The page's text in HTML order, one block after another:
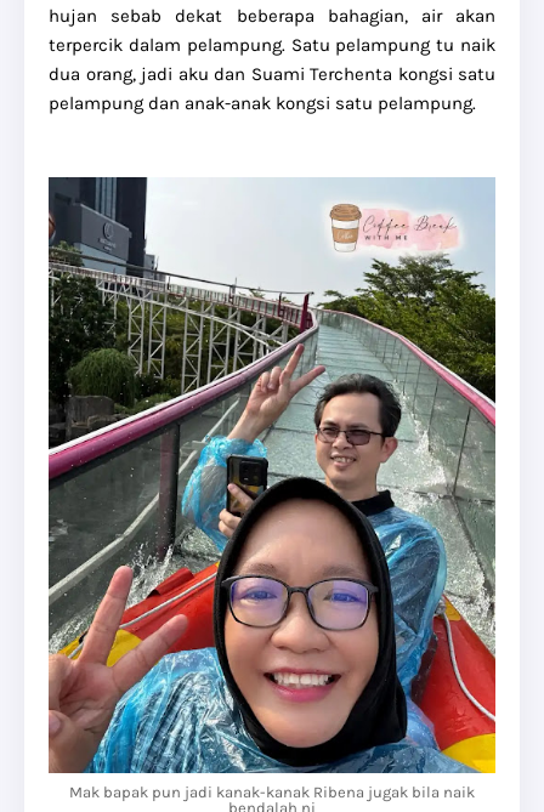
hujan sebab dekat beberapa bahagian, air akan
terpercik dalam pelampung. Satu pelampung tu naik
dua orang, jadi aku dan Suami Terchenta kongsi satu
pelampung dan anak-anak kongsi satu pelampung.
Mak bapak pun jadi kanak-kanak Ribena jugak bila naik
bendalah ni